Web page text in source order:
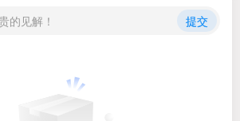
的见解！ 提交